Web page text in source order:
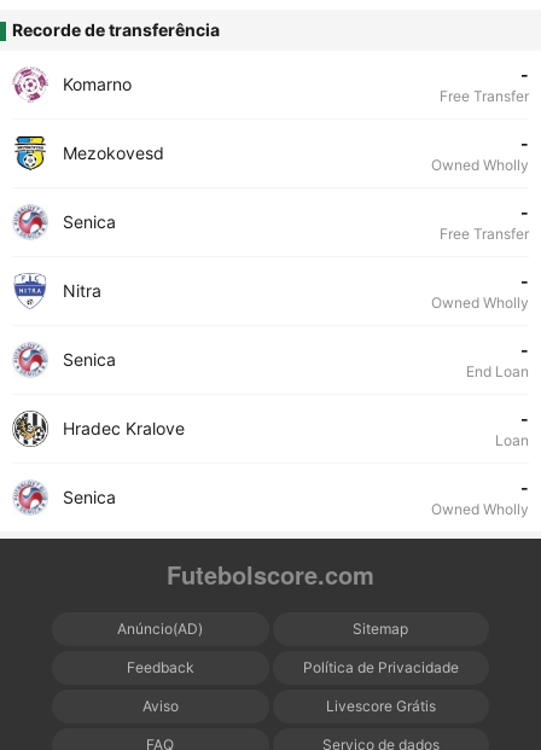
Recorde de transferência
Komarno -
Free Transfer
Mezokovesd -
Owned Wholly
Senica -
Free Transfer
Nitra -
Owned Wholly
Senica -
End Loan
Hradec Kralove -
Loan
Senica -
Owned Wholly
Futebolscore.com
Anúncio(AD) Sitemap
Feedback Política de Privacidade
Aviso Livescore Grátis
FAQ Serviço de dados